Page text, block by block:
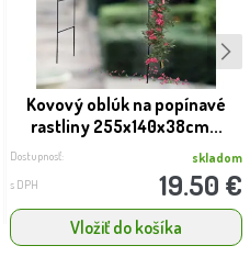
Kovový oblúk na popínavé
rastliny 255x140x38cm...
Dostupnosť: skladom
s DPH 19.50 €
Vložiť do košíka